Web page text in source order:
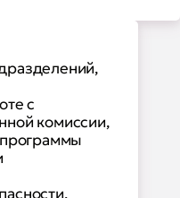
с
комиссии,